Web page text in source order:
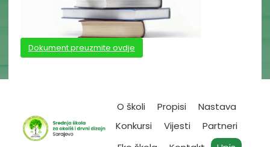
Dokument preuzmite ovdje
O školi Propisi
Nastava
Konkursi
Vijesti
Partneri